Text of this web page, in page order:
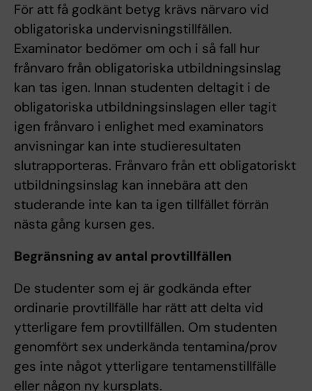
För att få godkänt betyg krävs närvaro vid
obligatoriska undervisningstillfällen.
Examinator bedömer om och i så fall hur
frånvaro från obligatoriska utbildningsinslag
kan tas igen. Innan studenten deltagit i de
obligatoriska utbildningsinslagen eller tagit
igen frånvaro i enlighet med examinators
anvisningar kan inte studieresultaten
slutrapporteras. Frånvaro från ett obligatoriskt
utbildningsinslag kan innebära att den
studerande inte kan ta igen tillfället förrän
nästa gång kursen ges.
Begränsning av antal provtillfällen
De studenter som ej är godkända efter
ordinarie provtillfälle har rätt att delta vid
ytterligare fem provtillfällen. Om studenten
genomfört sex underkända tentamina/prov
ges inte något ytterligare tentamenstillfälle
eller någon ny kursplats.